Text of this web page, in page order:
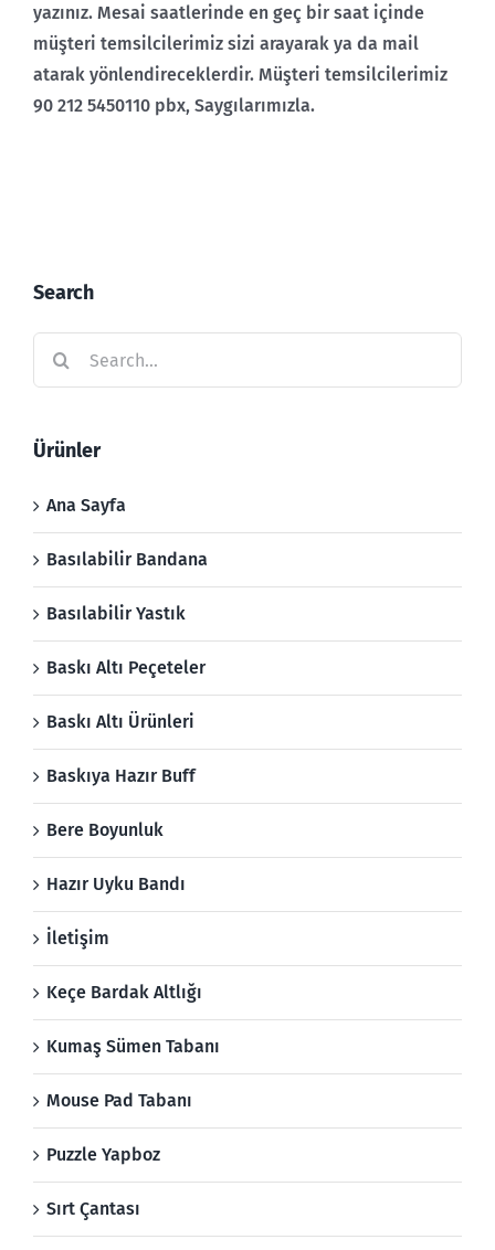
yazınız. Mesai saatlerinde en geç bir saat içinde
müşteri temsilcilerimiz sizi arayarak ya da mail
atarak yönlendireceklerdir. Müşteri temsilcilerimiz
90 212 5450110 pbx, Saygılarımızla.
Search
Ürünler
Ana Sayfa
Basılabilir Bandana
Basılabilir Yastık
Baskı Altı Peçeteler
Baskı Altı Ürünleri
Baskıya Hazır Buff
Bere Boyunluk
Hazır Uyku Bandı
İletişim
Keçe Bardak Altlığı
Kumaş Sümen Tabanı
Mouse Pad Tabanı
Puzzle Yapboz
Sırt Çantası